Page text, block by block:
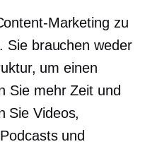
Marketing zu
Sie brauchen weder
um einen
Sie mehr Zeit und
Sie Videos,
und